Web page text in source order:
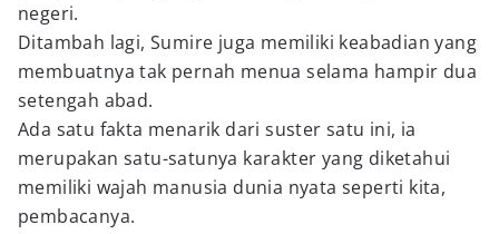
negeri.
Ditambah lagi, Sumire juga memiliki keabadian yang
membuatnya tak pernah menua selama hampir dua
setengah abad.
Ada satu fakta menarik dari suster satu ini, ia
merupakan satu-satunya karakter yang diketahui
memiliki wajah manusia dunia nyata seperti kita,
pembacanya.